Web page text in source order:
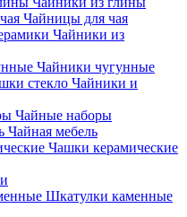
Чайницы для чая
Чайники из
Чайники чугунные
Чайники и
Чайные наборы
Чайная мебель
Чашки керамические
Шкатулки каменные